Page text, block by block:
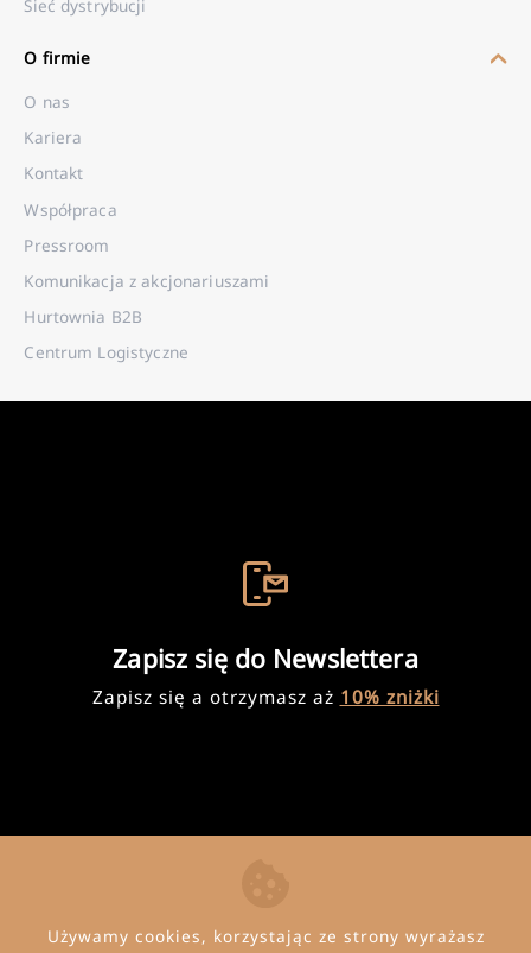
Używamy cookies, korzystając ze strony wyrażasz
Sieć dystrybucji
O firmie
O nas
Kariera
Kontakt
Współpraca
Pressroom
Komunikacja z akcjonariuszami
Hurtownia B2B
Centrum Logistyczne
Zapisz się do Newslettera
Zapisz się a otrzymasz aż 10% zniżki